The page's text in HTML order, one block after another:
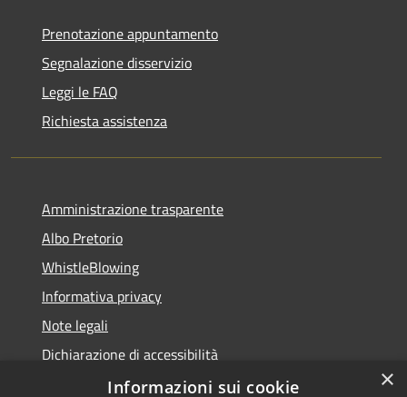
Prenotazione appuntamento
Segnalazione disservizio
Leggi le FAQ
Richiesta assistenza
Amministrazione trasparente
Albo Pretorio
WhistleBlowing
Informativa privacy
Note legali
Dichiarazione di accessibilità
×
Informazioni sui cookie